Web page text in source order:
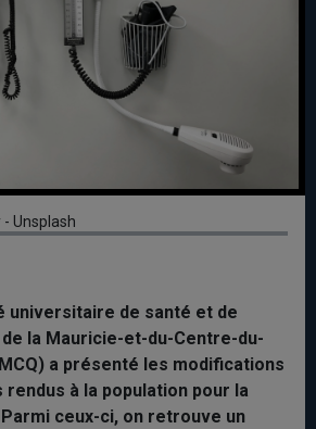
Unsplash
universitaire de santé et de
la Mauricie-et-du-Centre-du-
a présenté les modifications
à la population pour la
ceux-ci, on retrouve un